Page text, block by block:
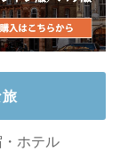
・ホテル